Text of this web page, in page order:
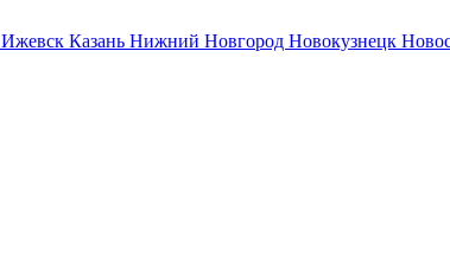
Ижевск Казань Нижний Новгород Новокузнецк